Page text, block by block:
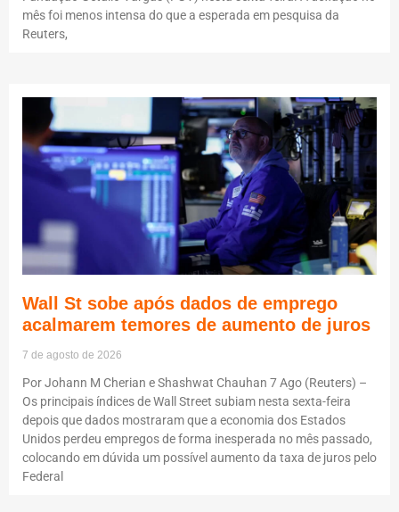
mês foi menos intensa do que a esperada em pesquisa da
Reuters,
Wall St sobe após dados de emprego
acalmarem temores de aumento de juros
7 de agosto de 2026
Por Johann M Cherian e Shashwat Chauhan 7 Ago (Reuters) –
Os principais índices de Wall Street subiam nesta sexta-feira
depois que dados mostraram que a economia dos Estados
Unidos perdeu empregos de forma inesperada no mês passado,
colocando em dúvida um possível aumento da taxa de juros pelo
Federal